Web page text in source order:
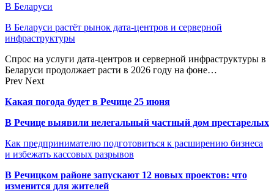
В Беларуси
В Беларуси растёт рынок дата-центров и серверной
инфраструктуры
Спрос на услуги дата-центров и серверной инфраструктуры в
Беларуси продолжает расти в 2026 году на фоне…
Prev Next
Какая погода будет в Речице 25 июня
В Речице выявили нелегальный частный дом престарелых
Как предпринимателю подготовиться к расширению бизнеса
и избежать кассовых разрывов
В Речицком районе запускают 12 новых проектов: что
изменится для жителей